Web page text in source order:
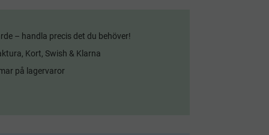
– handla precis det du behöver!
Kort, Swish & Klarna
på lagervaror